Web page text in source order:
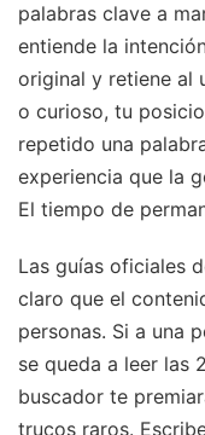
palabras clave a
entiende la
original y retiene al
o curioso, tu
repetido una
experiencia que la
El tiempo de
Las guías oficiales
claro que el
personas. Si a una
se queda a leer las
buscador te
trucos raros.